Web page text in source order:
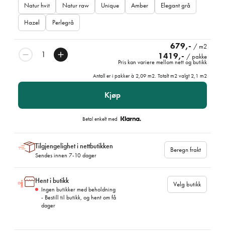
Natur hvit Natur raw Unique Amber
Elegant grå
Hazel
Perlegrå
679,- / m2
1419,- / pakke
Pris kan variere mellom nett og butikk
Antall er i pakker à 2,09 m2. Totalt m2 valgt2,1 m2
Kjøp
Betal enkelt med
Tilgjengelighet i nettbutikken
Sendes innen 7-10 dager
Beregn frakt
Hent i butikk
Ingen butikker med beholdning
- Bestill til butikk, og hent om få
dager
Velg butikk